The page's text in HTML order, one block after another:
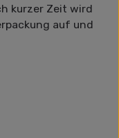
kurzer Zeit wird
auf und
von 5 Sternen